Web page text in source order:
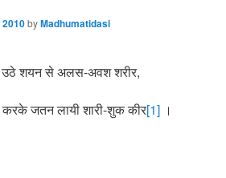
2010byMadhumatidasi
उठे शयन से अलस-अवश शरीर,
करके जतन लायी शारी-शुक कीर[1]।